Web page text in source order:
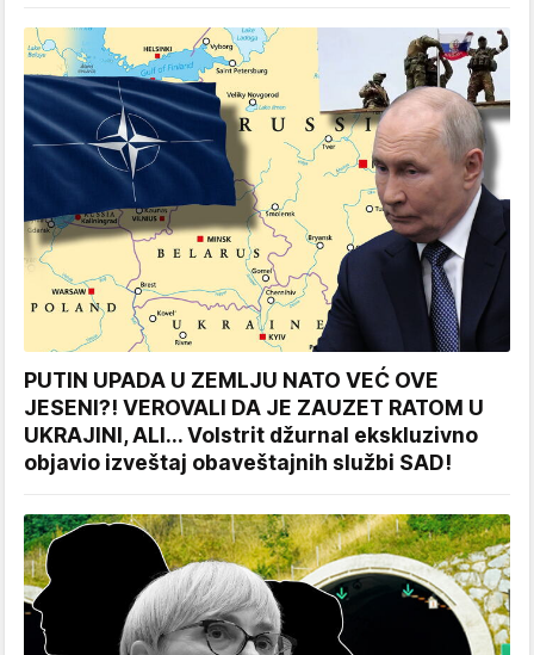
PUTIN UPADA U ZEMLJU NATO VEĆ OVE
JESENI?! VEROVALI DA JE ZAUZET RATOM U
UKRAJINI, ALI... Volstrit džurnal ekskluzivno
objavio izveštaj obaveštajnih službi SAD!